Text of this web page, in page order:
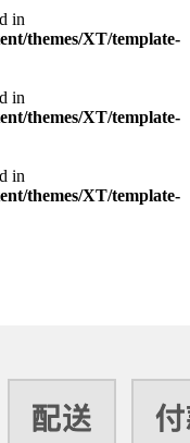
in
themes/XT/template-
in
themes/XT/template-
in
themes/XT/template-